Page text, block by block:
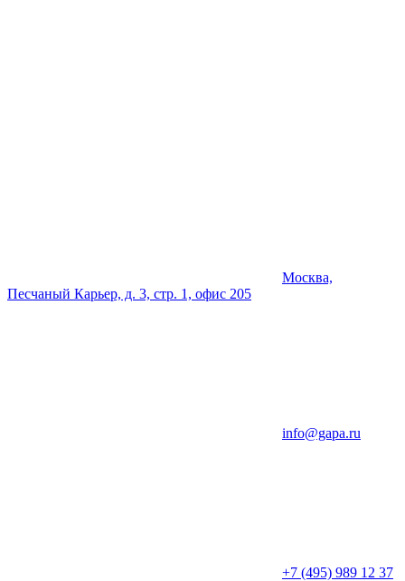
Москва,
Песчаный Карьер, д. 3, стр. 1, офис 205
info@gapa.ru
+7 (495) 989 12 37